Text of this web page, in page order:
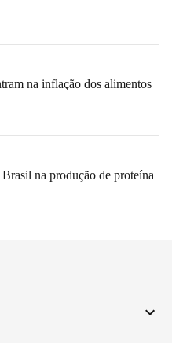
na inflação dos alimentos
na produção de proteína